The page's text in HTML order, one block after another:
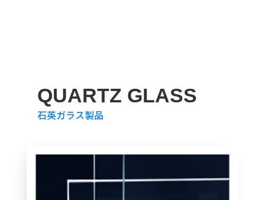
QUARTZ GLASS
石英ガラス製品